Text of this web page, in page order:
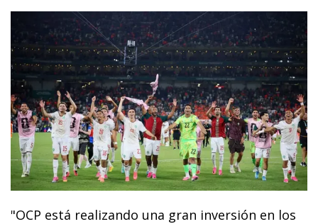
"OCP está realizando una gran inversión en los